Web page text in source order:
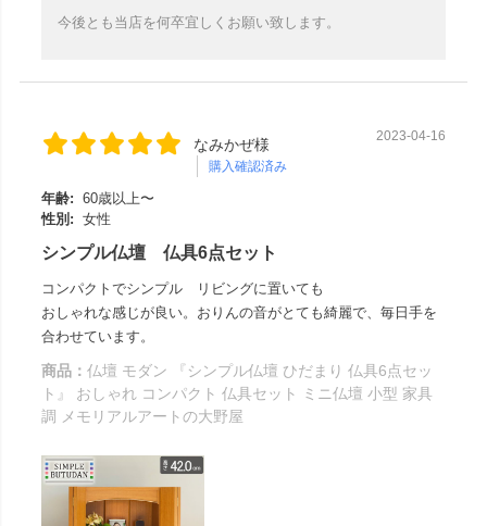
今後とも当店を何卒宜しくお願い致します。
なみかぜ様
購入確認済み
2023-04-16
年齢: 60歳以上〜
性別: 女性
シンプル仏壇 仏具6点セット
コンパクトでシンプル リビングに置いても
おしゃれな感じが良い。おりんの音がとても綺麗で、毎日手を
合わせています。
商品： 仏壇 モダン 『シンプル仏壇 ひだまり 仏具6点セッ
ト』 おしゃれ コンパクト 仏具セット ミニ仏壇 小型 家具
調 メモリアルアートの大野屋